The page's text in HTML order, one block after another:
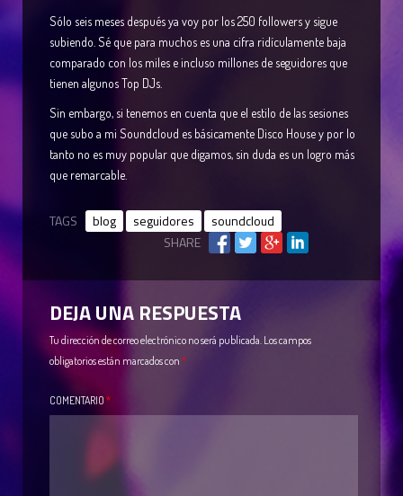
Sólo seis meses después ya voy por los 250 followers y sigue
subiendo. Sé que para muchos es una cifra ridículamente baja
comparado con los miles e incluso millones de seguidores que
tienen algunos Top DJs.
Sin embargo, si tenemos en cuenta que el estilo de las sesiones
que subo a mi Soundcloud es básicamente Disco House y por lo
tanto no es muy popular que digamos, sin duda es un logro más
que remarcable.
TAGS blog seguidores
soundcloud
SHARE
DEJA UNA RESPUESTA
Tu dirección de correo electrónico no será publicada. Los campos
obligatorios están marcados con *
COMENTARIO *